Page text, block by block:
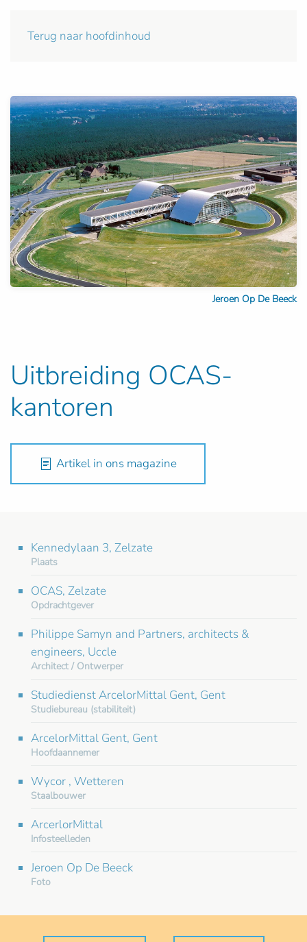
Terug naar hoofdinhoud
Jeroen Op De Beeck
Uitbreiding OCAS-
kantoren
Artikel in ons magazine
Kennedylaan 3, Zelzate
Plaats
OCAS, Zelzate
Opdrachtgever
Philippe Samyn and Partners, architects &
engineers, Uccle
Architect / Ontwerper
Studiedienst ArcelorMittal Gent, Gent
Studiebureau (stabiliteit)
ArcelorMittal Gent, Gent
Hoofdaannemer
Wycor , Wetteren
Staalbouwer
ArcerlorMittal
Infosteelleden
Jeroen Op De Beeck
Foto